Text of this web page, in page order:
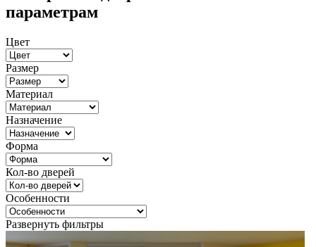
параметрам
Цвет
Размер
Материал
Назначение
Форма
Кол-во дверей
Особенности
Развернуть фильтры